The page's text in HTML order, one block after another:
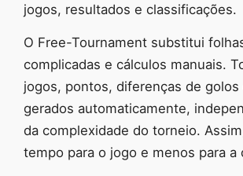
jogos, resultados e classificações.
O Free-Tournament substitui
complicadas e cálculos manuais.
jogos, pontos, diferenças de golos
gerados automaticamente,
da complexidade do torneio.
tempo para o jogo e menos para a